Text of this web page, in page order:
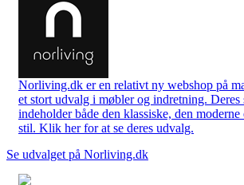
Norliving.dk er en relativt ny webshop på
et stort udvalg i møbler og indretning. Deres
indeholder både den klassiske, den
stil. Klik her for at se deres udvalg.
Se udvalget på Norliving.dk